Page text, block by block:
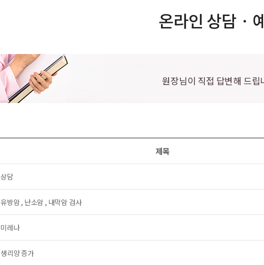
온라인 상담 ·
원장님이 직접 답변해 드립
제목
상담
유방암 , 난소암 , 내막암 검사
미레나
생리양 증가